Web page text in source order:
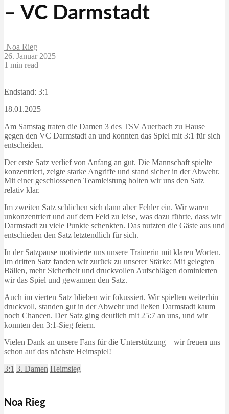
– VC Darmstadt
Noa Rieg
26. Januar 2025
1 min read
Endstand: 3:1
18.01.2025
Am Samstag traten die Damen 3 des TSV Auerbach zu Hause
gegen den VC Darmstadt an und konnten das Spiel mit 3:1 für sich
entscheiden.
Der erste Satz verlief von Anfang an gut. Die Mannschaft spielte
konzentriert, zeigte starke Angriffe und stand sicher in der Abwehr.
Mit einer geschlossenen Teamleistung holten wir uns den Satz
relativ klar.
Im zweiten Satz schlichen sich dann aber Fehler ein. Wir waren
unkonzentriert und auf dem Feld zu leise, was dazu führte, dass wir
Darmstadt zu viele Punkte schenkten. Das nutzten die Gäste aus und
entschieden den Satz letztendlich für sich.
In der Satzpause motivierte uns unsere Trainerin mit klaren Worten.
Im dritten Satz fanden wir zurück zu unserer Stärke: Mit gelegten
Bällen, mehr Sicherheit und druckvollen Aufschlägen dominierten
wir das Spiel und gewannen den Satz.
Auch im vierten Satz blieben wir fokussiert. Wir spielten weiterhin
druckvoll, standen gut in der Abwehr und ließen Darmstadt kaum
noch Chancen. Der Satz ging deutlich mit 25:7 an uns, und wir
konnten den 3:1-Sieg feiern.
Vielen Dank an unsere Fans für die Unterstützung – wir freuen uns
schon auf das nächste Heimspiel!
3:1 3. Damen Heimsieg
Noa Rieg